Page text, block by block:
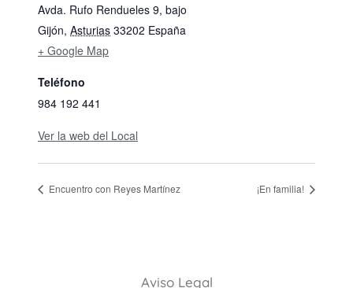
Avda. Rufo Rendueles 9, bajo
Gijón, Asturias 33202 España
+ Google Map
Teléfono
984 192 441
Ver la web del Local
Encuentro con Reyes Martínez ¡En familia!
Aviso Legal